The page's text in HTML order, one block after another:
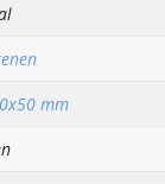
mm